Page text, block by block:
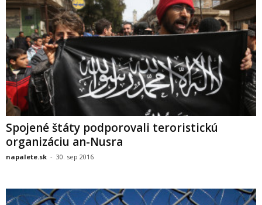
Spojené štáty podporovali teroristickú
organizáciu an-Nusra
napalete.sk - 30. sep 2016